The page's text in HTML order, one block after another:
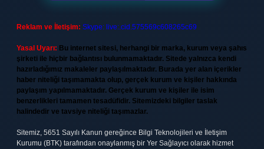
Reklam ve İletişim: Skype: live:.cid.575569c608265c69
Yasal Uyarı: Bu internet sitesi, herhangi bir marka, kurum veya şahıs
şirketi ile hiçbir bağlantısı bulunmamaktadır. Sitede yalnızca kendi
hazırladığımız makaleler paylaşılmaktadır. Burada yer alan içerikler
haber niteliği taşımamakta olup, gerçek kurum ve kişiler hakkında
paylaşım yapılmamaktadır. Gerçek kurum ve kişiler ile isim
benzerlikleri tamamen tesadüfidir. Sitemizdeki bilgiler taslak
halindedir ve tavsiye niteliği taşımazlar.
Sitemiz, 5651 Sayılı Kanun gereğince Bilgi Teknolojileri ve İletişim
Kurumu (BTK) tarafından onaylanmış bir Yer Sağlayıcı olarak hizmet